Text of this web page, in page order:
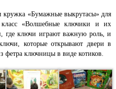
кружка «Бумажные выкрутасы» для
«Волшебные ключики и их
где ключи играют важную роль, и
которые открывают двери в
ключницы в виде котиков.